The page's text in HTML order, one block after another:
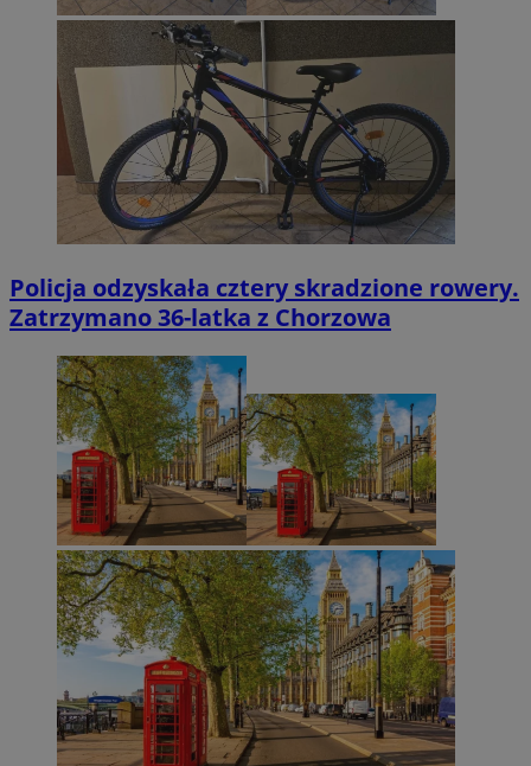
Policja odzyskała cztery skradzione rowery.
Zatrzymano 36-latka z Chorzowa